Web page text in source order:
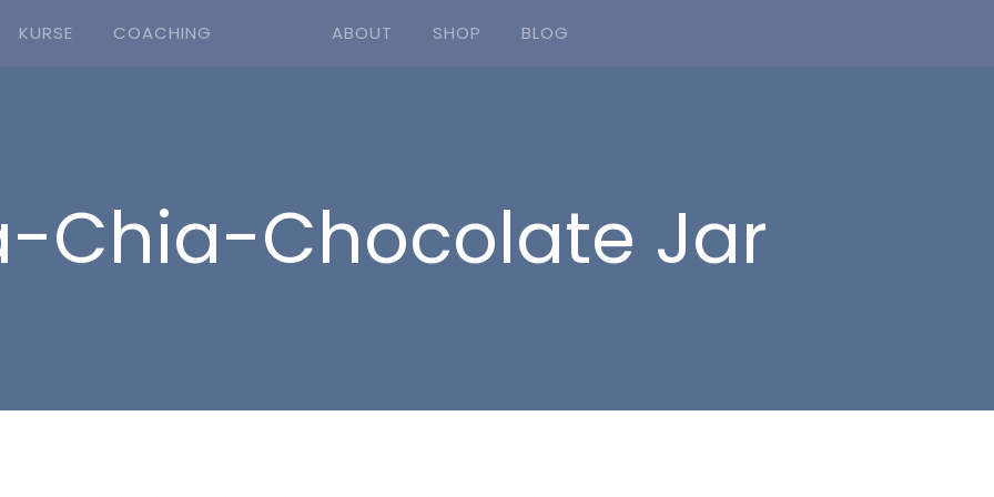
KURSE COACHING ABOUT SHOP BLOG
Chia-Chocolate Jar